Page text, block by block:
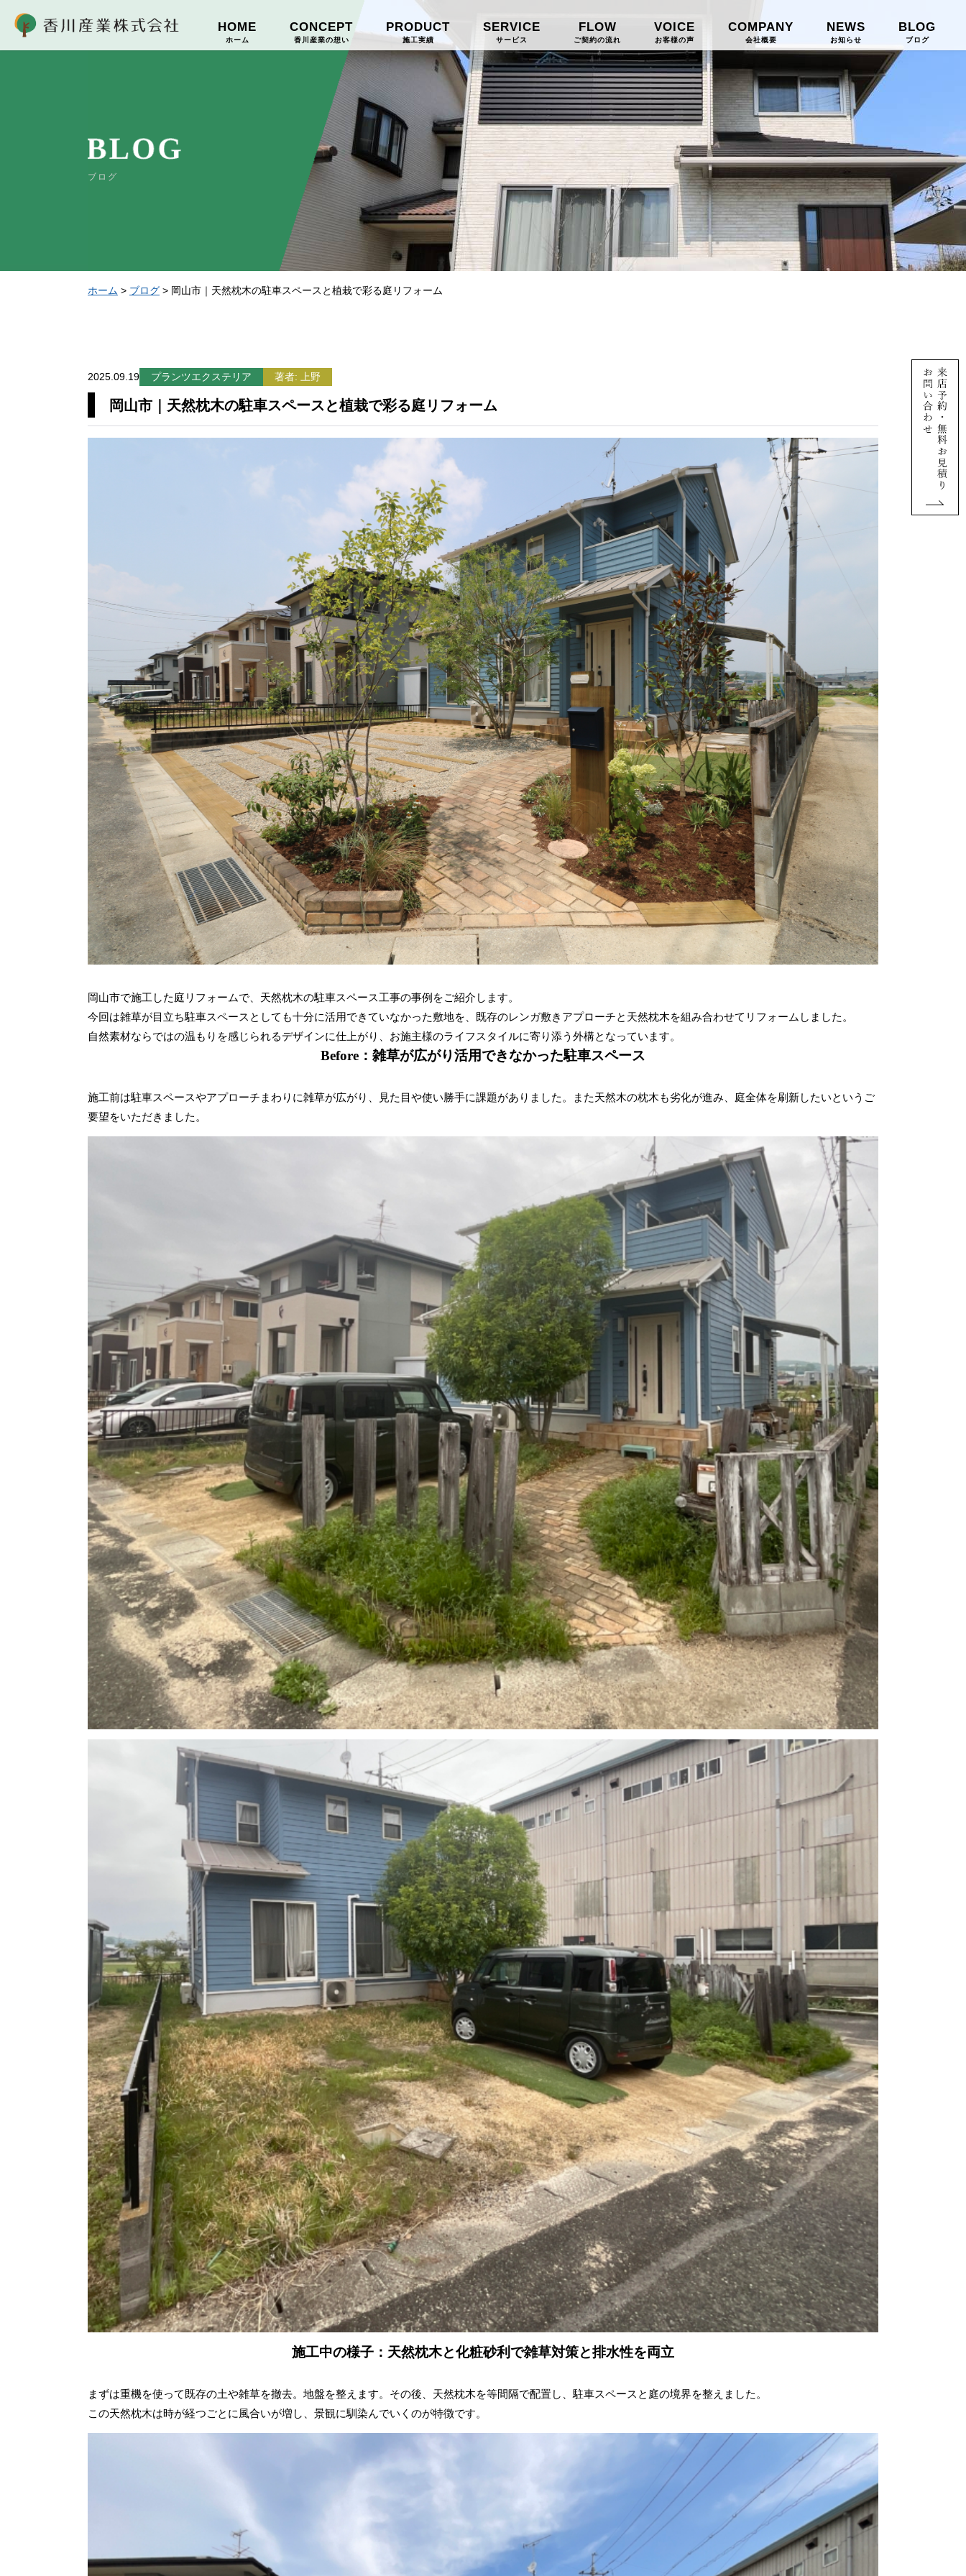
HOME
ホーム
CONCEPT
香川産業の想い
PRODUCT
施工実績
SERVICE
サービス
FLOW
ご契約の流れ
VOICE
お客様の声
COMPANY
会社概要
NEWS
お知らせ
BLOG
ブログ
CONTACT
ブログ
ホーム > ブログ > 岡山市｜天然枕木の駐車スペースと植栽で彩る庭リフォーム
2025.09.19 プランツエクステリア 著者: 上野
岡山市｜天然枕木の駐車スペースと植栽で彩る庭リフォーム
岡山市で施工した庭リフォームで、天然枕木の駐車スペース工事の事例をご紹介します。
今回は雑草が目立ち駐車スペースとしても十分に活用できていなかった敷地を、既存のレンガ敷きアプローチと 天然枕木を組み合わせてリフォームしました。
自然素材ならではの温もりを感じられるデザインに仕上がり、お施主様のライフスタイルに寄り添う外構となっています。
Before：雑草が広がり活用できなかった駐車スペース
施工前は駐車スペースやアプローチまわりに雑草が広がり、見た目や使い勝手に課題がありました。また天然木の枕木も劣化が進み、庭全体を刷新したいというご
要望をいただきました。
施工中の様子：天然枕木と化粧砂利で雑草対策と排水性を両立
まずは重機を使って既存の土や雑草を撤去。地盤を整えます。その後、 天然枕木を等間隔で配置し、駐車スペースと庭の境界を整えました。
この天然枕木は時が経つごとに風合いが増し、景観に馴染んでいくのが特徴です。